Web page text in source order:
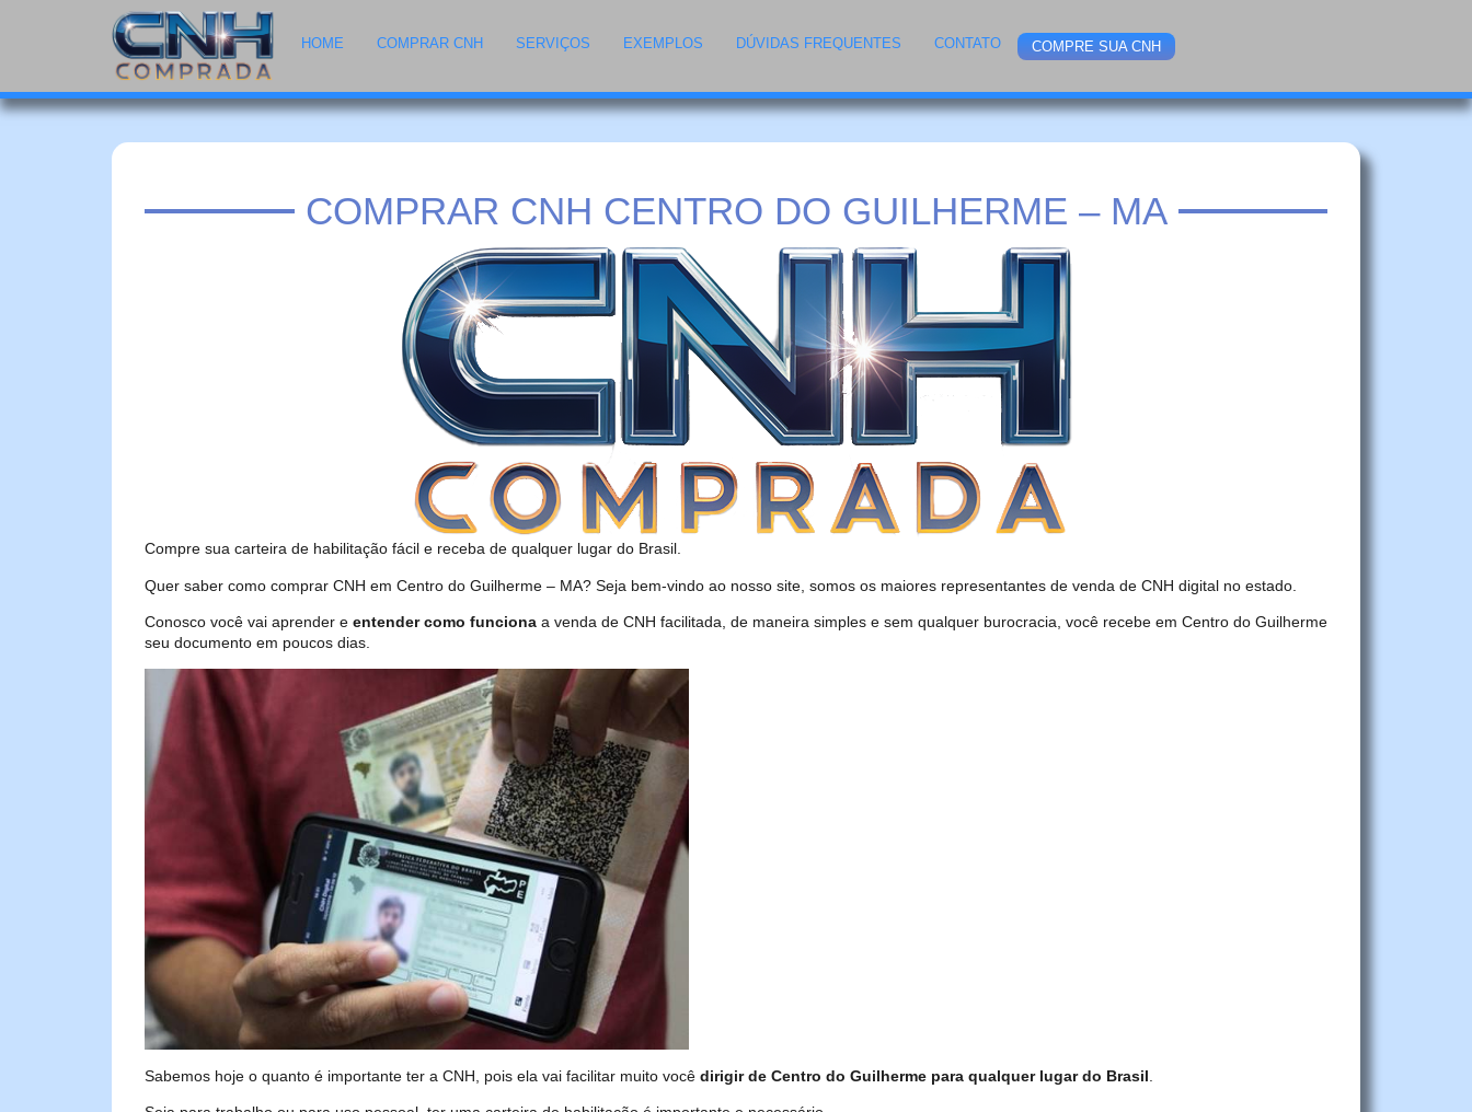
HOME COMPRAR CNH SERVIÇOS EXEMPLOS DÚVIDAS FREQUENTES CONTATO COMPRE SUA CNH
COMPRAR CNH CENTRO DO GUILHERME – MA
Compre sua carteira de habilitação fácil e receba de qualquer lugar do Brasil.
Quer saber como comprar CNH em Centro do Guilherme – MA? Seja bem-vindo ao nosso site, somos os maiores representantes de venda de CNH digital no estado.
Conosco você vai aprender e entender como funciona a venda de CNH facilitada, de maneira simples e sem qualquer burocracia, você recebe em Centro do Guilherme
seu documento em poucos dias.
Sabemos hoje o quanto é importante ter a CNH, pois ela vai facilitar muito você dirigir de Centro do Guilherme para qualquer lugar do Brasil